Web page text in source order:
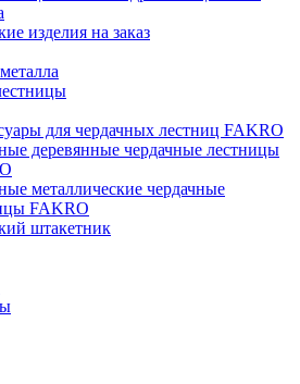
изделия на заказ
для чердачных лестниц FAKRO
деревянные чердачные лестницы
металлические чердачные
FAKRO
штакетник